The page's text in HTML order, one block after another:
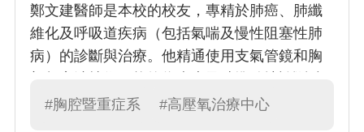
鄭文建醫師是本校的校友，專精於肺癌、肺纖
維化及呼吸道疾病（包括氣喘及慢性阻塞性肺
病）的診斷與治療。他精通使用支氣管鏡和胸
部疾病，並對病患展現出親切的關懷。鄭醫師
#胸腔暨重症系 #高壓氧治療中心